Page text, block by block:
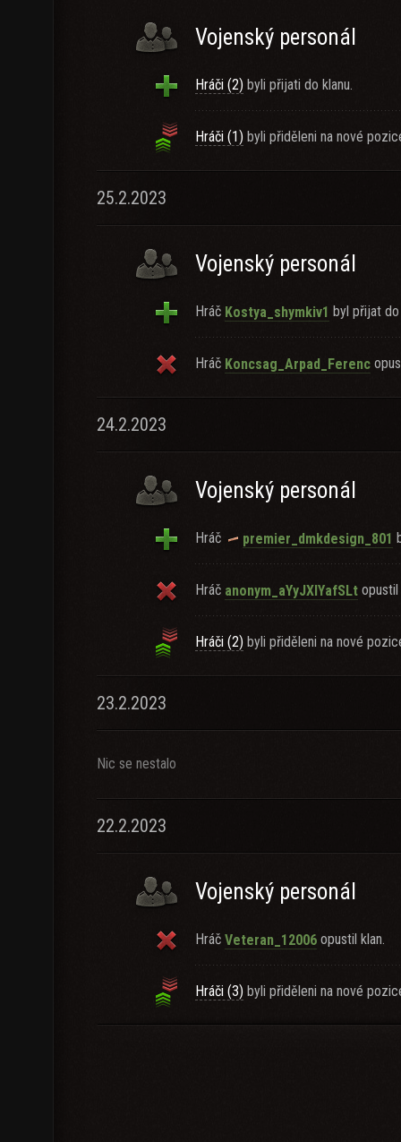
Vojenský personál
Hráči (2) byli přijati do klanu.
Hráči (1) byli přiděleni na nové
25.2.2023
Vojenský personál
Hráč Kostya_shymkiv1 byl přijat do
Hráč Koncsag_Arpad_Ferenc
24.2.2023
Vojenský personál
Hráč premier_dmkdesign_801
Hráč anonym_aYyJXIYafSLt opustil
Hráči (2) byli přiděleni na nové
23.2.2023
Nic se nestalo
22.2.2023
Vojenský personál
Hráč Veteran_12006 opustil klan.
Hráči (3) byli přiděleni na nové